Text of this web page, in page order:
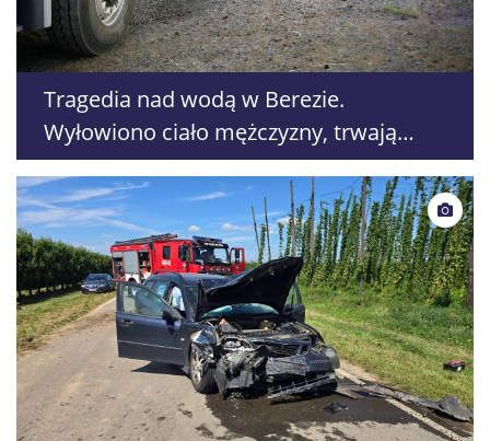
Tragedia nad wodą w Berezie.
Wyłowiono ciało mężczyzny, trwają
poszukiwania drugiego